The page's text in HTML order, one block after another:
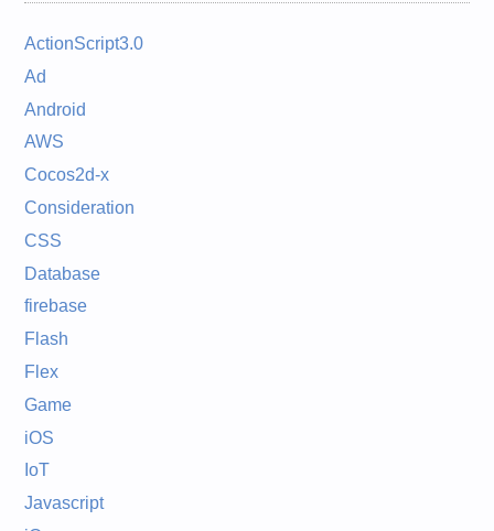
ActionScript3.0
Ad
Android
AWS
Cocos2d-x
Consideration
CSS
Database
firebase
Flash
Flex
Game
iOS
IoT
Javascript